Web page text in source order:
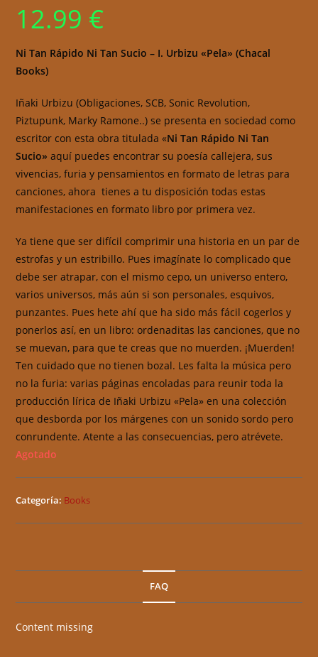
12.99 €
Ni Tan Rápido Ni Tan Sucio – I. Urbizu «Pela» (Chacal
Books)
Iñaki Urbizu (Obligaciones, SCB, Sonic Revolution,
Piztupunk, Marky Ramone..) se presenta en sociedad como
escritor con esta obra titulada «Ni Tan Rápido Ni Tan
Sucio»aquí puedes encontrar su poesía callejera, sus
vivencias, furia y pensamientos en formato de letras para
canciones, ahora tienes a tu disposición todas estas
manifestaciones en formato libro por primera vez.
Ya tiene que ser difícil comprimir una historia en un par de
estrofas y un estribillo. Pues imagínate lo complicado que
debe ser atrapar, con el mismo cepo, un universo entero,
varios universos, más aún si son personales, esquivos,
punzantes. Pues hete ahí que ha sido más fácil cogerlos y
ponerlos así, en un libro: ordenaditas las canciones, que no
se muevan, para que te creas que no muerden. ¡Muerden!
Ten cuidado que no tienen bozal. Les falta la música pero
no la furia: varias páginas encoladas para reunir toda la
producción lírica de Iñaki Urbizu «Pela» en una colección
que desborda por los márgenes con un sonido sordo pero
conrundente. Atente a las consecuencias, pero atrévete.
Agotado
Categoría: Books
FAQ
Content missing